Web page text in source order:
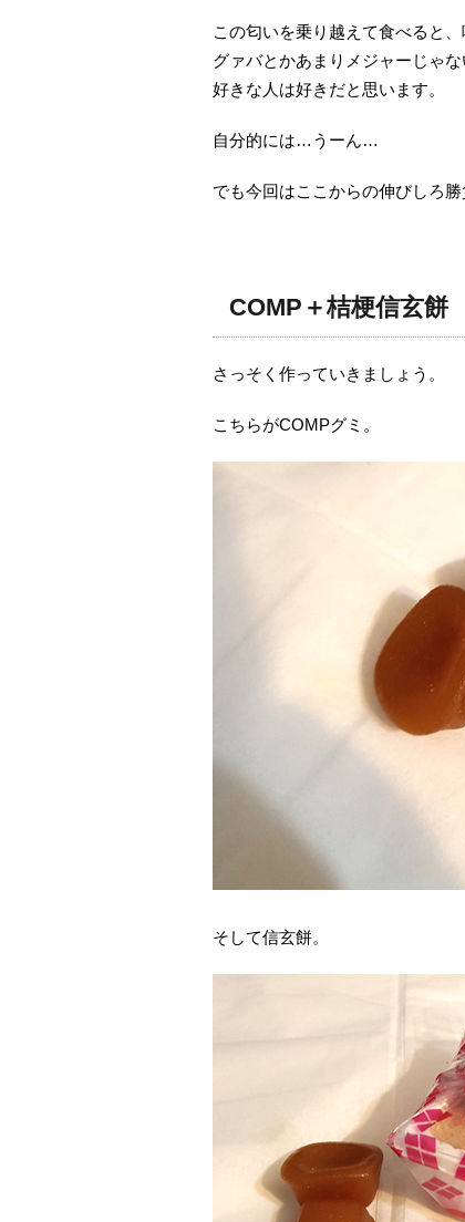
この匂いを乗り越えて食べると
グァバとかあまりメジャーじゃ
好きな人は好きだと思います。
自分的には…うーん…
でも今回はここからの伸びしろ勝
COMP＋桔梗信玄餅
さっそく作っていきましょう。
こちらがCOMPグミ。
そして信玄餅。